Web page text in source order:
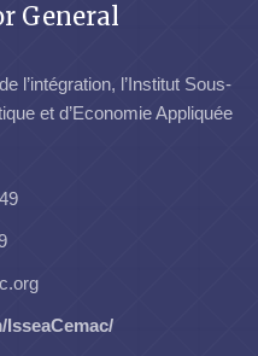
General
l’intégration, l’Institut Sous-
et d’Economie Appliquée